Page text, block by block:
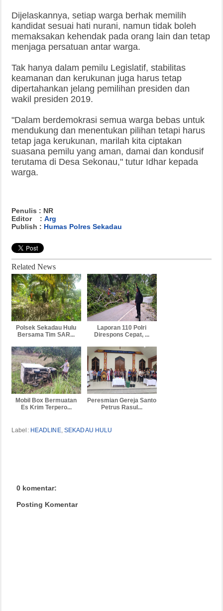
Dijelaskannya, setiap warga berhak memilih
kandidat sesuai hati nurani, namun tidak boleh
memaksakan kehendak pada orang lain dan tetap
menjaga persatuan antar warga.
Tak hanya dalam pemilu Legislatif, stabilitas
keamanan dan kerukunan juga harus tetap
dipertahankan jelang pemilihan presiden dan
wakil presiden 2019.
"Dalam berdemokrasi semua warga bebas untuk
mendukung dan menentukan pilihan tetapi harus
tetap jaga kerukunan, marilah kita ciptakan
suasana pemilu yang aman, damai dan kondusif
terutama di Desa Sekonau," tutur Idhar kepada
warga.
Penulis : NR
Editor : Arg
Publish : Humas Polres Sekadau
Related News
Polsek Sekadau Hulu
Bersama Tim SAR...
Laporan 110 Polri
Direspons Cepat, ...
Mobil Box Bermuatan
Es Krim Terpero...
Peresmian Gereja Santo
Petrus Rasul...
Label: HEADLINE, SEKADAU HULU
0 komentar:
Posting Komentar